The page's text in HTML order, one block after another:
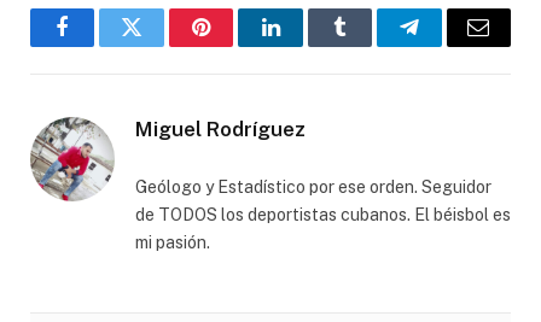
FacebookTwitter PinterestLinkedInTumblr TelegramEmail
Miguel Rodríguez
Geólogo y Estadístico por ese orden. Seguidor
de TODOS los deportistas cubanos. El béisbol es
mi pasión.